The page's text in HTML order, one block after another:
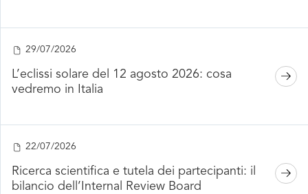
29/07/2026
L’eclissi solare del 12 agosto 2026: cosa
vedremo in Italia
22/07/2026
Ricerca scientifica e tutela dei partecipanti: il
bilancio dell’Internal Review Board